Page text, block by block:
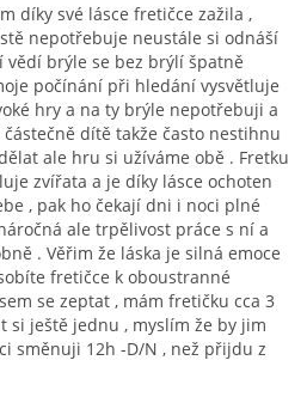
díky své lásce fretičce zažila ,
nepotřebuje neustále si odnáší
vědí brýle se bez brýlí špatně
počínání při hledání vysvětluje
hry a na ty brýle nepotřebuji a
dítě takže často nestihnu
ale hru si užíváme obě . Fretku
zvířata a je díky lásce ochoten
, pak ho čekají dni i noci plné
ale trpělivost práce s ní a
. Věřim že láska je silná emoce
fretičce k oboustranné
se zeptat , mám fretičku cca 3
si ještě jednu , myslím že by jim
směnuji 12h -D/N , než přijdu z